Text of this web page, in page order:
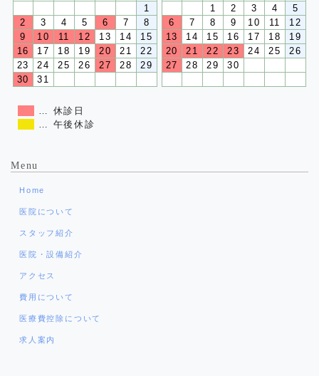
1
2
3 4 5 6 7
8
9
10 11 12 13 14
15
16
17 18 19 20 21
22
23
24 25 26 27 28
29
30
31
1
2 3 4
5
6
7 8 9 10 11
12
13
14 15 16 17 18
19
20
21 22 23 24 25
26
27
28 29 30
… 休診日
… 午後休診
Menu
Home
医院について
スタッフ紹介
医院・設備紹介
アクセス
費用について
医療費控除について
求人案内